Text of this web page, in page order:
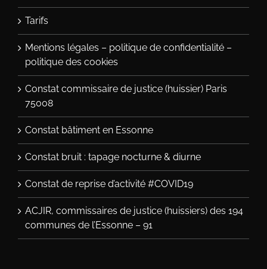
Tarifs
Mentions légales – politique de confidentialité –
politique des cookies
Constat commissaire de justice (huissier) Paris
75008
Constat bâtiment en Essonne
Constat bruit : tapage nocturne & diurne
Constat de reprise d’activité #COVID19
ACJIR, commissaires de justice (huissiers) des 194
communes de l’Essonne – 91